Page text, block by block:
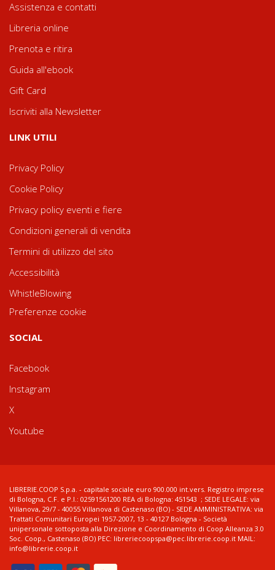
Assistenza e contatti
Libreria online
Prenota e ritira
Guida all'ebook
Gift Card
Iscriviti alla Newsletter
LINK UTILI
Privacy Policy
Cookie Policy
Privacy policy eventi e fiere
Condizioni generali di vendita
Termini di utilizzo del sito
Accessibilità
WhistleBlowing
Preferenze cookie
SOCIAL
Facebook
Instagram
X
Youtube
LIBRERIE.COOP S.p.a. - capitale sociale euro 900.000 int.vers. Registro imprese
di Bologna, C.F. e P.I.: 02591561200 REA di Bologna: 451543 ; SEDE LEGALE: via
Villanova, 29/7 - 40055 Villanova di Castenaso (BO) - SEDE AMMINISTRATIVA: via
Trattati Comunitari Europei 1957-2007, 13 - 40127 Bologna - Società
unipersonale sottoposta alla Direzione e Coordinamento di Coop Alleanza 3.0
Soc. Coop., Castenaso (BO) PEC: libreriecoopspa@pec.librerie.coop.it MAIL:
info@librerie.coop.it